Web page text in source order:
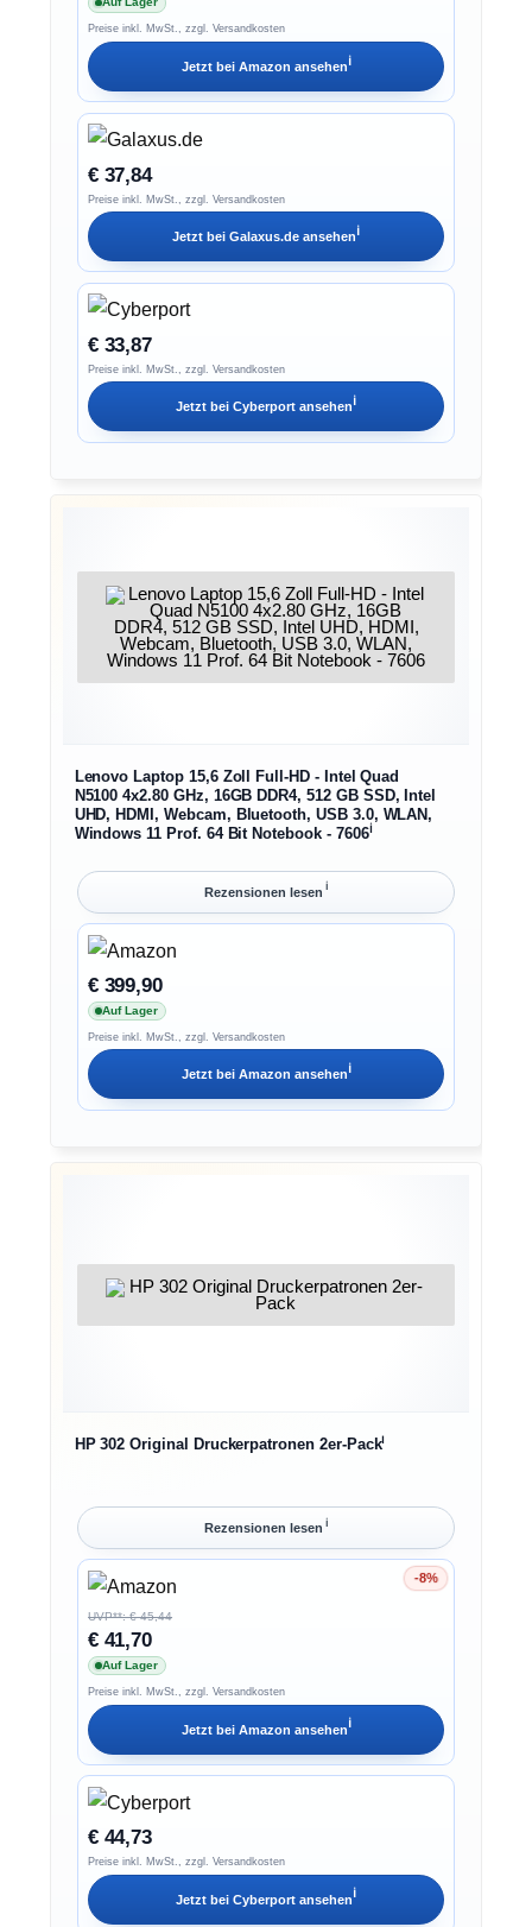
Preise inkl. MwSt., zzgl. Versandkosten
Jetzt bei Amazon ansehenℹ︎
€ 37,84
Preise inkl. MwSt., zzgl. Versandkosten
Jetzt bei Galaxus.de ansehenℹ︎
€ 33,87
Preise inkl. MwSt., zzgl. Versandkosten
Jetzt bei Cyberport ansehenℹ︎
Lenovo Laptop 15,6 Zoll Full-HD - Intel Quad
N5100 4x2.80 GHz, 16GB DDR4, 512 GB SSD, Intel
UHD, HDMI, Webcam, Bluetooth, USB 3.0, WLAN,
Windows 11 Prof. 64 Bit Notebook - 7606ℹ︎
Rezensionen lesen ℹ︎
€ 399,90
Auf Lager
Preise inkl. MwSt., zzgl. Versandkosten
Jetzt bei Amazon ansehenℹ︎
HP 302 Original Druckerpatronen 2er-Packℹ︎
Rezensionen lesen ℹ︎
-8%
Ersparnis 8%
UVP**: € 45,44
€ 41,70
Auf Lager
Preise inkl. MwSt., zzgl. Versandkosten
Jetzt bei Amazon ansehenℹ︎
€ 44,73
Preise inkl. MwSt., zzgl. Versandkosten
Jetzt bei Cyberport ansehenℹ︎